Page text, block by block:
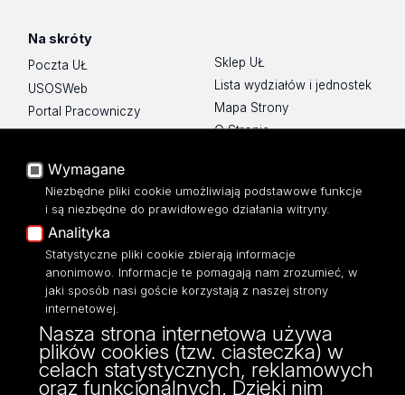
Na skróty
Poczta UŁ
USOSWeb
Portal Pracowniczy
Baza Aktów Własnych
Moodle
Eksperci UŁ
Polityka Prywatności
Dostępność
Sklep UŁ
Lista wydziałów i jednostek
Mapa Strony
O Stronie
ul. Narutowicza 68, 90-136 Łódź
NIP: 724 000 32 43
Adres do doręczeń elektronicznych (ADE):
AE:PL-74796-17640-IHHIV-17
Wymagane
Niezbędne pliki cookie umożliwiają podstawowe funkcje
i są niezbędne do prawidłowego działania witryny.
Analityka
Statystyczne pliki cookie zbierają informacje
anonimowo. Informacje te pomagają nam zrozumieć, w
jaki sposób nasi goście korzystają z naszej strony
internetowej.
Nasza strona internetowa używa
plików cookies (tzw. ciasteczka) w
celach statystycznych, reklamowych
oraz funkcjonalnych. Dzięki nim